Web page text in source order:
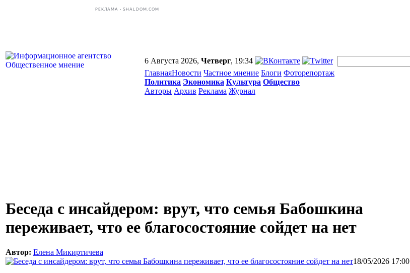
РЕКЛАМА • SHALDOM.COM
6 Августа 2026, Четверг, 19:34
ГлавнаяНовости Частное мнение Блоги Фоторепортаж
Политика Экономика Культура Общество
Авторы Архив Реклама Журнал
Беседа с инсайдером: врут, что семья Бабошкина
переживает, что ее благосостояние сойдет на нет
Автор: Елена Микиртичева
18/05/2026 17:00